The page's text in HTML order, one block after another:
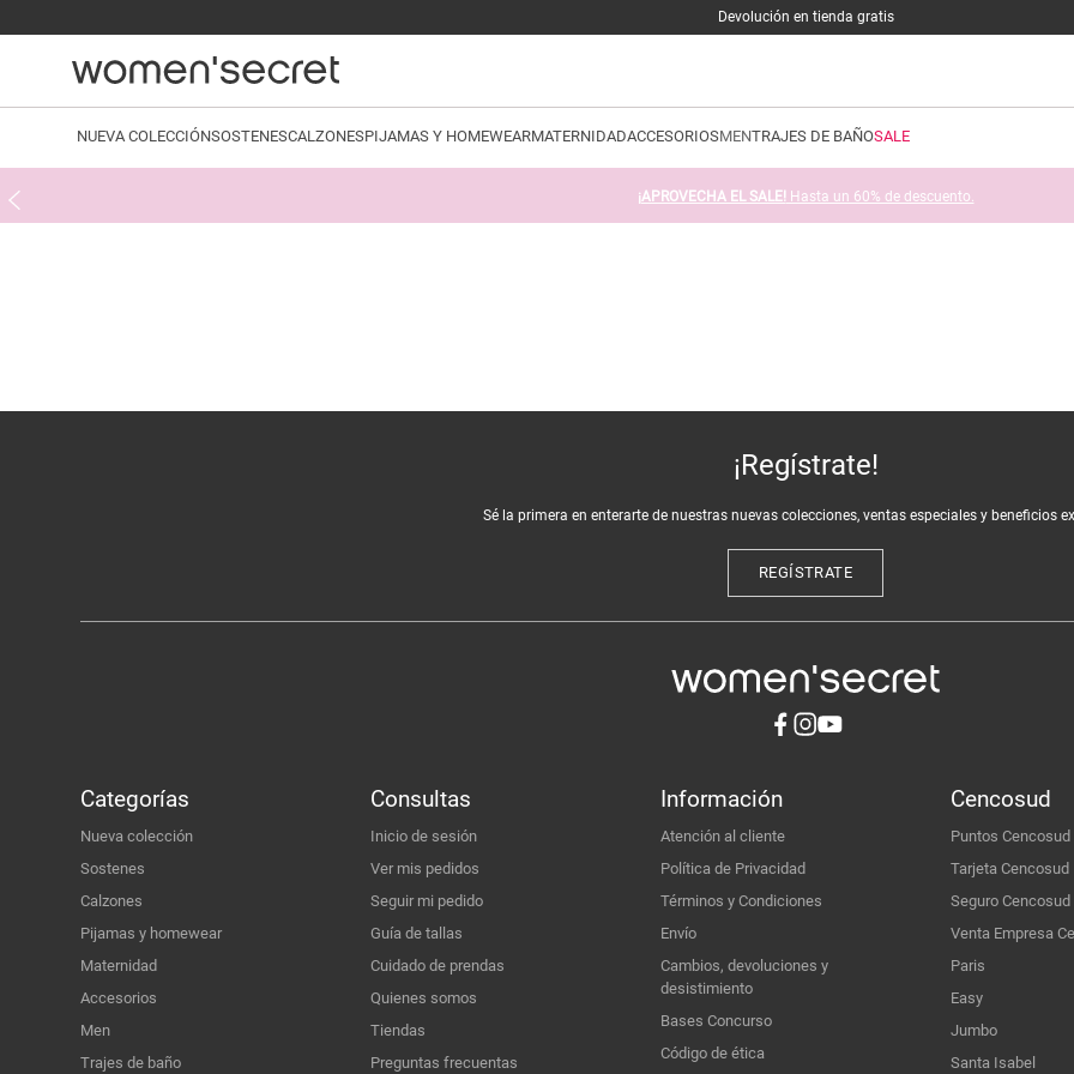
Devolución en tienda gratis
NUEVA COLECCIÓNSOSTENESCALZONESPIJAMAS Y HOMEWEARMATERNIDADACCESORIOSMENTRAJES DE BAÑOSALE
¡APROVECHA EL SALE! Hasta un 60% de descuento.
¡Regístrate!
Sé la primera en enterarte de nuestras nuevas colecciones, ventas especiales y beneficios
REGÍSTRATE
Categorías
Nueva colección
Sostenes
Calzones
Pijamas y homewear
Maternidad
Accesorios
Men
Trajes de baño
Consultas
Inicio de sesión
Ver mis pedidos
Seguir mi pedido
Guía de tallas
Cuidado de prendas
Quienes somos
Tiendas
Preguntas frecuentas
Información
Atención al cliente
Política de Privacidad
Términos y Condiciones
Envío
Cambios, devoluciones y
desistimiento
Bases Concurso
Código de ética
Cencosud
Puntos Cencosud
Tarjeta Cencosud
Seguro Cencosud
Venta Empresa
Paris
Easy
Jumbo
Santa Isabel